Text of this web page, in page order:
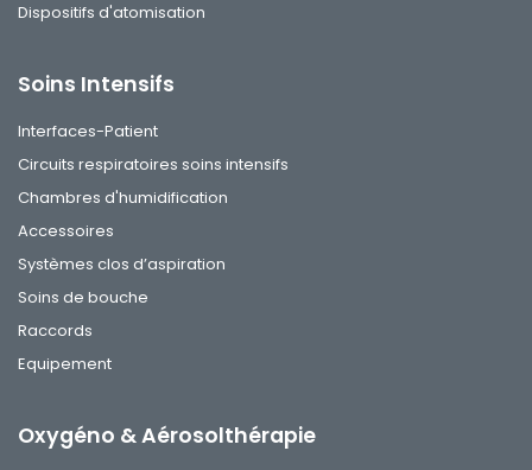
Dispositifs d'atomisation
Soins Intensifs
Interfaces-Patient
Circuits respiratoires soins intensifs
Chambres d'humidification
Accessoires
Systèmes clos d’aspiration
Soins de bouche
Raccords
Equipement
Oxygéno & Aérosolthérapie